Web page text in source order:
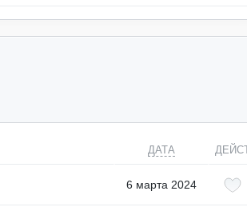
ДАТА
6 марта 2024